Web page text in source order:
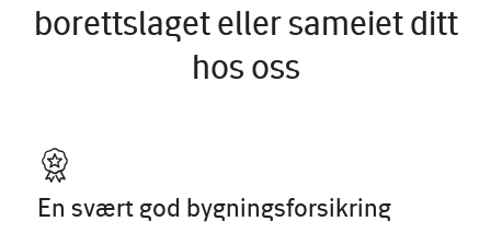
borettslaget eller sameiet ditt
hos oss
En svært god bygningsforsikring